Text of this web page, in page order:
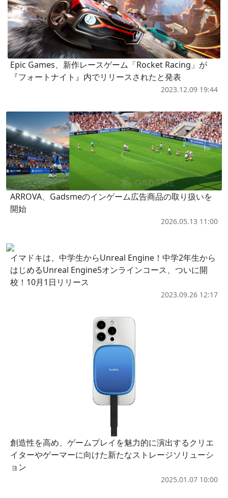
Epic Games、新作レースゲーム「Rocket Racing」が
『フォートナイト』内でリリースされたと発表
2023.12.09 19:44
ARROVA、Gadsmeのインゲーム広告商品の取り扱いを
開始
2026.05.13 11:00
イマドキは、中学生からUnreal Engine！中学2年生から
はじめるUnreal Engine5オンラインコース、ついに開
校！10月1日リリース
2023.09.26 12:17
創造性を高め、ゲームプレイを魅力的に演出するクリエ
イターやゲーマーに向けた新たなストレージソリューシ
ョン
2025.01.07 10:00